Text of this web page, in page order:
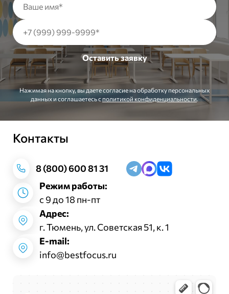
Нажимая на кнопку, вы даете согласие на обработку персональных
данных и соглашаетесь c политикой конфиденциальности
Контакты
8 (800) 600 81 31
Режим работы:
с 9 до 18 пн-пт
Адрес:
г. Тюмень, ул. Советская 51, к. 1
E-mail:
info@bestfocus.ru